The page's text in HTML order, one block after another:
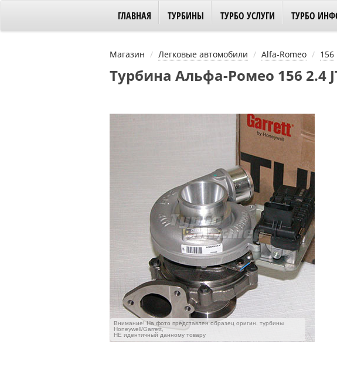
ГЛАВНАЯ ТУРБИНЫ ТУРБО УСЛУГИ ТУРБО
Магазин Легковые автомобили Alfa-Romeo 156
Турбина Альфа-Ромео 156 2.4
Внимание! На фото представлен образец оригин. турбины
Honeywell/Garrett,
НЕ идентичный данному товару